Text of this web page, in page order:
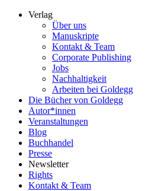
Verlag
Über uns
Manuskripte
Kontakt & Team
Corporate Publishing
Jobs
Nachhaltigkeit
Arbeiten bei Goldegg
Die Bücher von Goldegg
Autor*innen
Veranstaltungen
Blog
Buchhandel
Presse
Newsletter
Rights
Kontakt & Team